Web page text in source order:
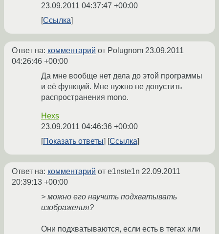
23.09.2011 04:37:47 +00:00
Ссылка
Ответ на: комментарий от Polugnom 23.09.2011
04:26:46 +00:00
Да мне вообще нет дела до этой программы
и её функций. Мне нужно не допустить
распространения mono.
Hexs
23.09.2011 04:46:36 +00:00
Показать ответы
Ссылка
Ответ на: комментарий от e1nste1n 22.09.2011
20:39:13 +00:00
> можно его научить подхватывать
изображения?
Они подхватываются, если есть в тегах или